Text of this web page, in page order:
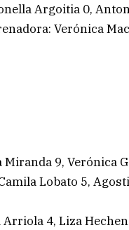
Argoitia 0,
Verónica
9, Verónica
Lobato 5,
4, Liza